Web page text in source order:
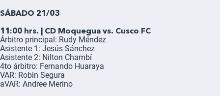
SÁBADO 21/03
11:00 hrs. | CD Moquegua vs. Cusco FC
Árbitro principal: Rudy Méndez
Asistente 1: Jesús Sánchez
Asistente 2: Nilton Chambí
4to árbitro: Fernando Huaraya
VAR: Robin Segura
aVAR: Andree Merino